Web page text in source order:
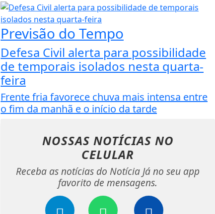
Previsão do Tempo
Defesa Civil alerta para possibilidade
de temporais isolados nesta quarta-
feira
Frente fria favorece chuva mais intensa entre
o fim da manhã e o início da tarde
NOSSAS NOTÍCIAS NO
CELULAR
Receba as notícias do Notícia Já no seu app
favorito de mensagens.